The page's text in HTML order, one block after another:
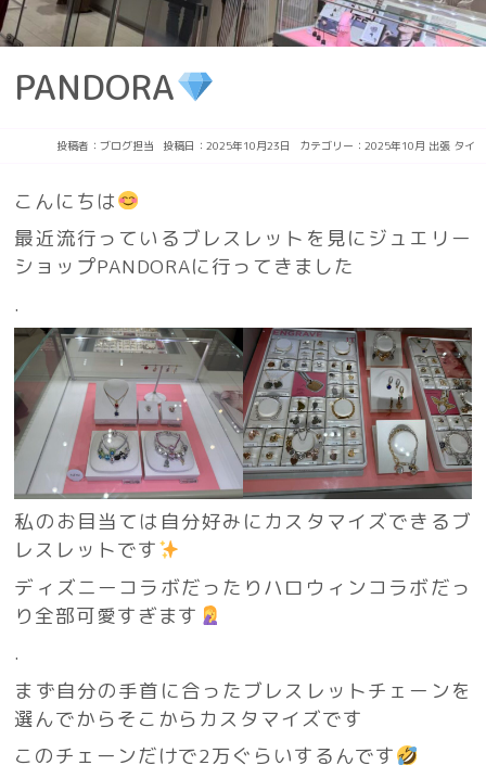
PANDORA
投稿者： ブログ担当 投稿日：2025年10月23日 カテゴリー： 2025年10月 出張 タイ
こんにちは
最近流行っているブレスレットを見にジュエリー
ショップPANDORAに行ってきました
.
私のお目当ては自分好みにカスタマイズできるブ
レスレットです
ディズニーコラボだったりハロウィンコラボだっ
り全部可愛すぎます
.
まず自分の手首に合ったブレスレットチェーンを
選んでからそこからカスタマイズです
このチェーンだけで2万ぐらいするんです